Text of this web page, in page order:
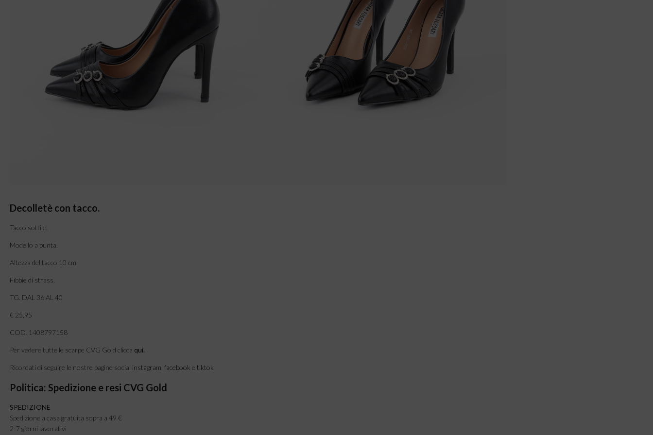
Decolletè con tacco.
Tacco sottile.
Modello a punta.
Altezza del tacco 10 cm.
Fibbie di strass.
TG. DAL 36 AL 40
€ 25,95
COD. 1408797158
Per vedere tutte le scarpe CVG Gold clicca qui.
Ricordati di seguire le nostre pagine social instagram, facebook e tiktok
Politica: Spedizione e resi CVG Gold
SPEDIZIONE
Spedizione a casa gratuita sopra a 49 €
2-7 giorni lavorativi